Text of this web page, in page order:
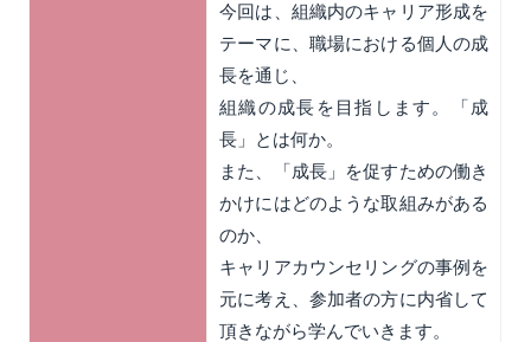
今回は、組織内のキャリア形成を
テーマに、職場における個人の成
長を通じ、
組織の成長を目指します。「成
長」とは何か。
また、「成長」を促すための働き
かけにはどのような取組みがある
のか、
キャリアカウンセリングの事例を
元に考え、参加者の方に内省して
頂きながら学んでいきます。